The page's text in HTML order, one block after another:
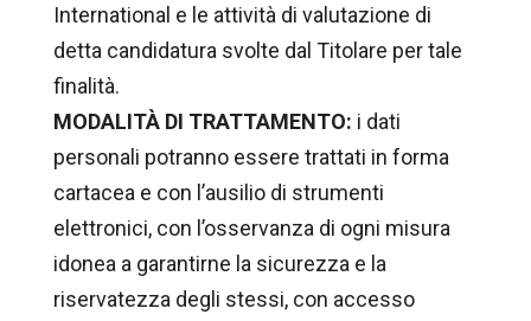
International e le attività di valutazione di
detta candidatura svolte dal Titolare per tale
finalità.
MODALITÀ DI TRATTAMENTO: i dati
personali potranno essere trattati in forma
cartacea e con l’ausilio di strumenti
elettronici, con l’osservanza di ogni misura
idonea a garantirne la sicurezza e la
riservatezza degli stessi, con accesso